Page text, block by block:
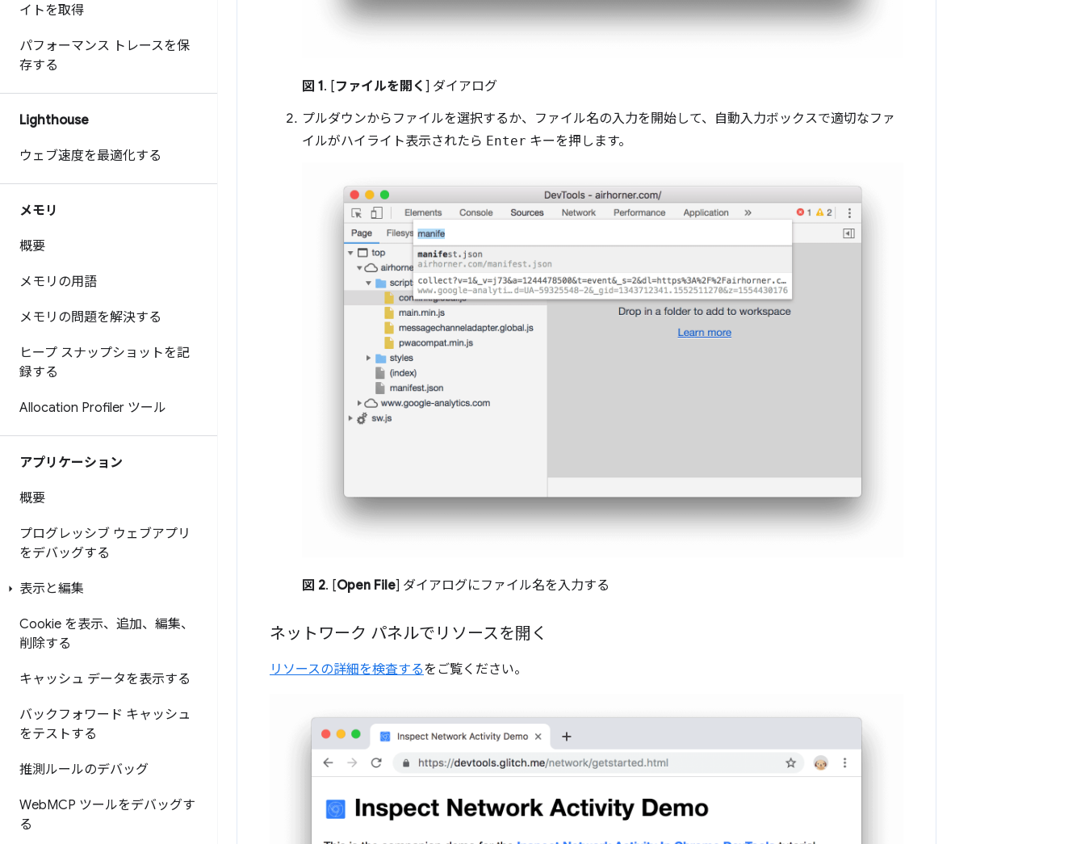
イトを取得
パフォーマンス トレースを保
存する
Lighthouse
ウェブ速度を最適化する
メモリ
概要
メモリの用語
メモリの問題を解決する
ヒープ スナップショットを記
録する
Allocation Profiler ツール
アプリケーション
概要
プログレッシブ ウェブアプリ
をデバッグする
表示と編集
Cookie を表示、追加、編集、
削除する
キャッシュ データを表示する
バックフォワード キャッシュ
をテストする
推測ルールのデバッグ
WebMCP ツールをデバッグす
る
図 1. [ファイルを開く ] ダイアログ
プルダウンからファイルを選択するか、ファイル名の入力を開始して、自動入力ボックスで適切なファ
イルがハイライト表示されたら Enter キーを押します。
図 2. [Open File] ダイアログにファイル名を入力する
ネットワーク パネルでリソースを開く
リソースの詳細を検査するをご覧ください。